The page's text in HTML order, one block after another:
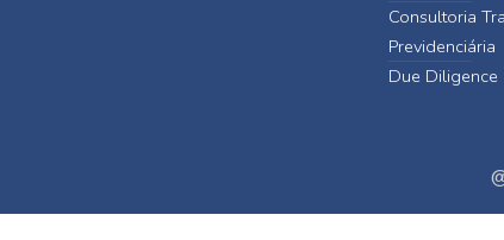
Consultoria
Previdenciária
Due Diligence